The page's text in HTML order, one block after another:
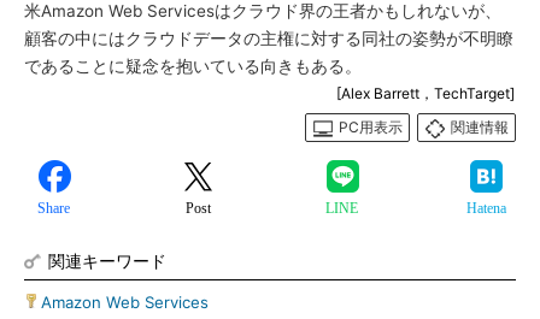
米Amazon Web Servicesはクラウド界の王者かもしれないが、
顧客の中にはクラウドデータの主権に対する同社の姿勢が不明瞭
であることに疑念を抱いている向きもある。
[Alex Barrett，TechTarget]
PC用表示
関連情報
Share Post LINE Hatena
関連キーワード
Amazon Web Services